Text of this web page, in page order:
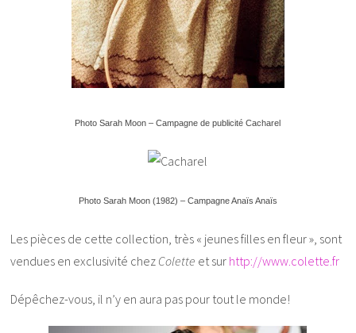
Photo Sarah Moon – Campagne de publicité Cacharel
Photo Sarah Moon (1982) – Campagne Anaïs Anaïs
Les pièces de cette collection, très « jeunes filles en fleur », sont
vendues en exclusivité chez Colette et sur http://www.colette.fr
Dépêchez-vous, il n’y en aura pas pour tout le monde!